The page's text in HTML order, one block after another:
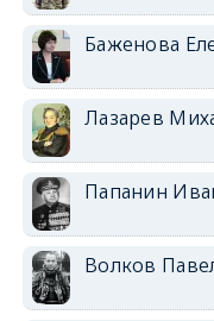
Баженова
Лазарев
Папанин
Волков